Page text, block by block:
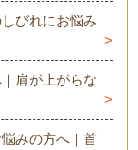
びれにお悩み
肩が上がらな
みの方へ｜首